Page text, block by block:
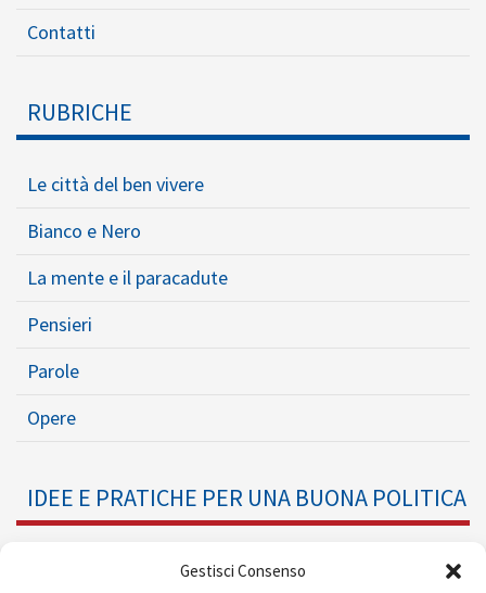
Gestisci Consenso
Contatti
RUBRICHE
Le città del ben vivere
Bianco e Nero
La mente e il paracadute
Pensieri
Parole
Opere
IDEE E PRATICHE PER UNA BUONA POLITICA